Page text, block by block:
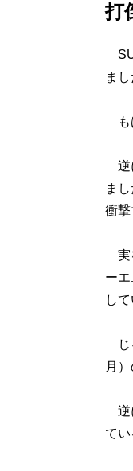
打
ま
も
逆
ま
衝撃
実
ー
し
じ
月
逆
てい